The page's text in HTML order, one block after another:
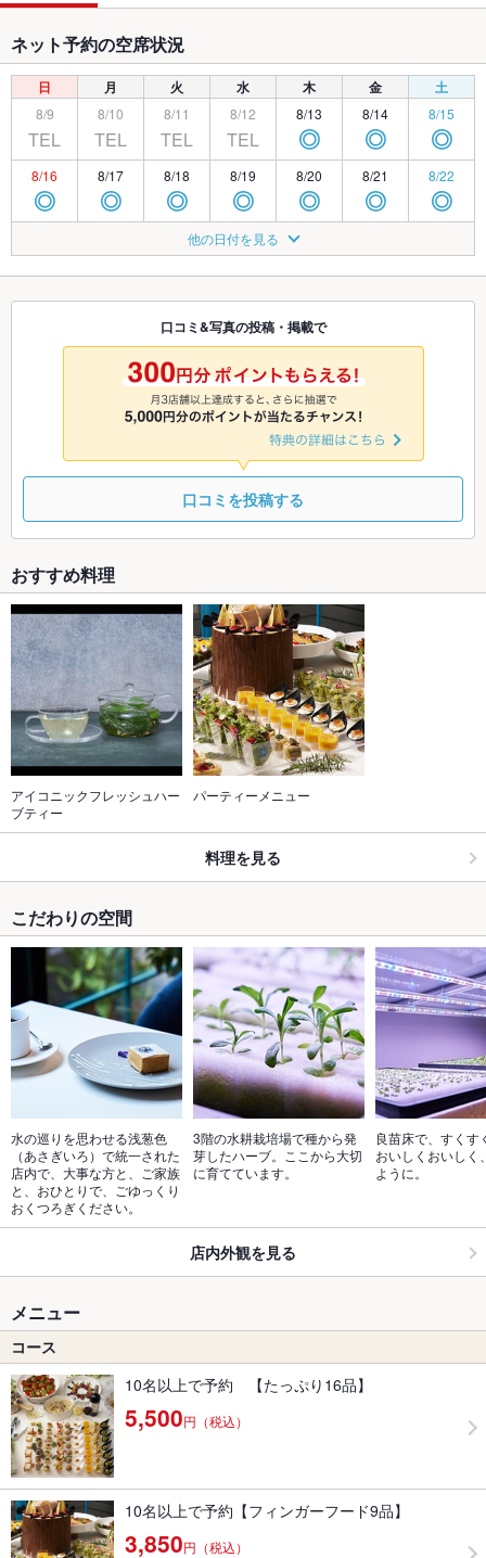
ネット予約の空席状況
日 月 火 水 木 金 土
8/9
TEL
8/10
TEL
8/11
TEL
8/12
TEL
8/13
◎
8/14
◎
8/15
◎
8/16
◎
8/17
◎
8/18
◎
8/19
◎
8/20
◎
8/21
◎
8/22
◎
◎ ◎
8/25
◎
8/26
◎
8/27
◎ ◎ ◎
8/30 8/31 9/1
◎
9/2
◎
9/3
◎
9/4 9/5
9/8
◎ ◎ ◎ ◎
他の日付を見る
口コミ&写真の投稿・掲載で
口コミを投稿する
おすすめ料理
アイコニックフレッシュハー
ブティー
パーティーメニュー
料理を見る
こだわりの空間
水の巡りを思わせる浅葱色
（あさぎいろ）で統一された
店内で、大事な方と、ご家族
と、おひとりで、ごゆっくり
おくつろぎください。
3階の水耕栽培場で種から発
芽したハーブ。ここから大切
に育てています。
良苗床で、すくす
おいしくおいしく
ように。
店内外観を見る
メニュー
コース
10名以上で予約 【たっぷり16品】
5,500円（税込）
10名以上で予約【フィンガーフード9品】
3,850円（税込）